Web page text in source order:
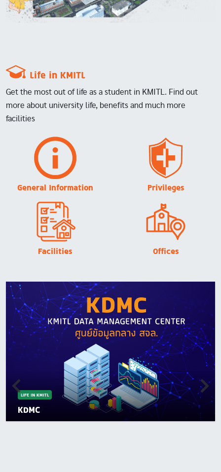
Life in KMITL
Get the most out of life as a student in KMITL. Find out
more about university life, benefits and much more
facilities
Image
General Information
Image
Privileges
Image
Facilities
Image
Offices
LIFE IN KMITL
KDMC